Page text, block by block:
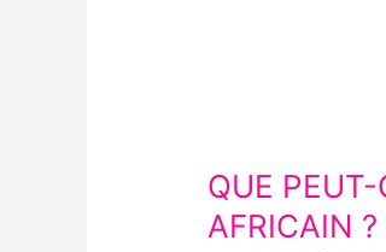
QUE
AFRICAIN ?
QUE
PEUT-